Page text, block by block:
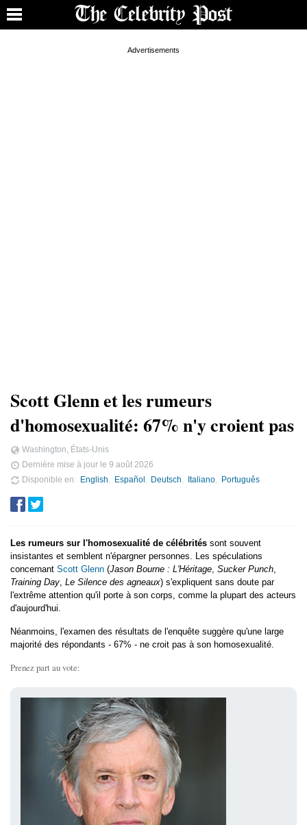
Scott Glenn et les rumeurs
d'homosexualité: 67% n'y croient pas
Washington, États-Unis
Dernière mise à jour le 9 août 2026
Disponible en
English Español Deutsch Italiano Português
Les rumeurs sur l'homosexualité de célébrités sont souvent
insistantes et semblent n'épargner personnes. Les spéculations
concernant Scott Glenn (Jason Bourne : L'Héritage, Sucker Punch,
Training Day, Le Silence des agneaux) s'expliquent sans doute par
l'extrême attention qu'il porte à son corps, comme la plupart des acteurs
d'aujourd'hui.
Néanmoins, l'examen des résultats de l'enquête suggère qu'une large
majorité des répondants - 67% - ne croit pas à son homosexualité.
Prenez part au vote: